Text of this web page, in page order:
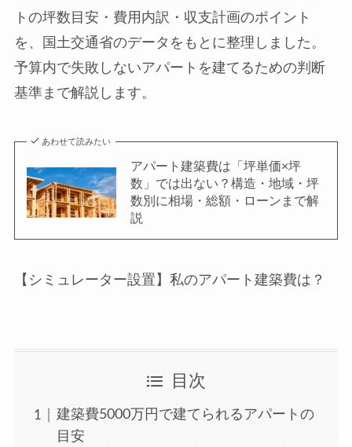
トの坪数目安・費用内訳・収支計画のポイント
を、国土交通省のデータをもとに整理しました。
予算内で失敗しないアパートを建てるための判断
基準まで解説します。
あわせて読みたい
アパート建築費は「坪単価×坪
数」では出ない？構造・地域・坪
数別に相場・総額・ローンまで解
説
【シミュレーター設置】私のアパート建築費は？
目次
建築費5000万円で建てられるアパートの
目安